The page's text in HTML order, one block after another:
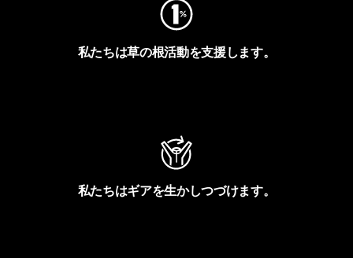
私たちは草の根活動を支援します。
私たちはギアを生かしつづけます。